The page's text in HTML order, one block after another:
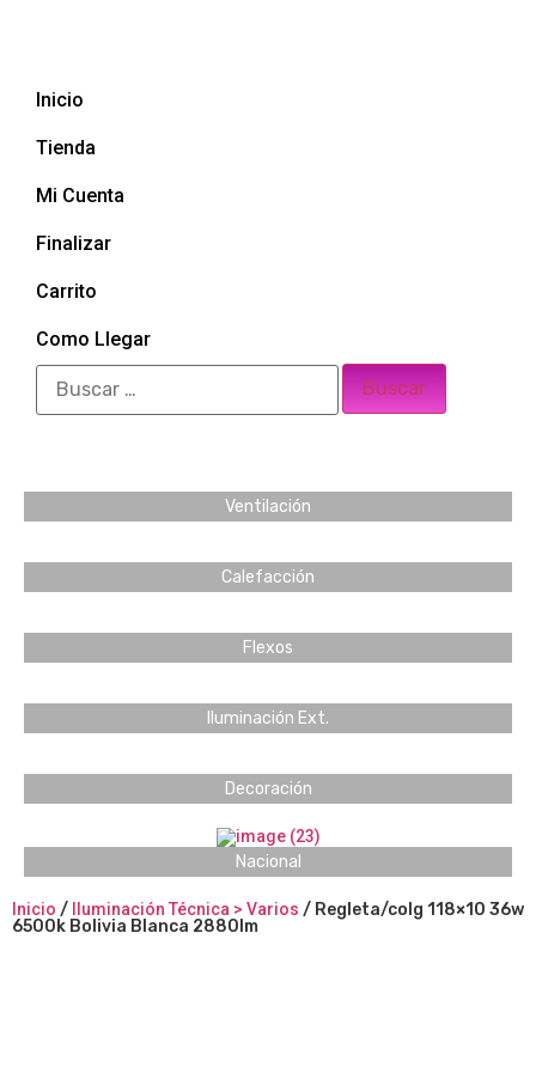
Inicio
Tienda
Mi Cuenta
Finalizar
Carrito
Como Llegar
Ventilación
Calefacción
Flexos
Iluminación Ext.
Decoración
Nacional
Inicio / Iluminación Técnica > Varios / Regleta/colg 118×10 36w
6500k Bolivia Blanca 2880lm